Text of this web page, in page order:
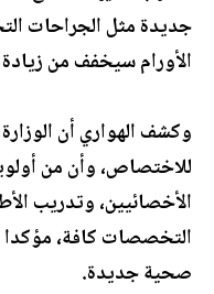
جديدة مثل الجراحات
الأورام سيخفف من زيادة
وكشف الهواري أن
للاختصاص، وأن من
الأخصائيين، وتدريب
التخصصات كافة، مؤكدا
صحية جديدة.